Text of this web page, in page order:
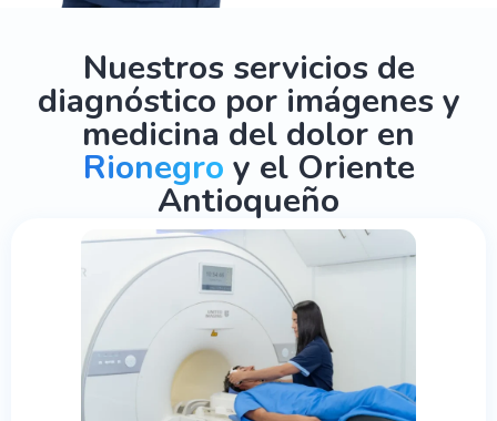
Nuestros servicios de
diagnóstico por imágenes y
medicina del dolor en
Rionegro y el Oriente
Antioqueño